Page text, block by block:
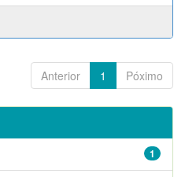
Anterior 1 Póximo
1